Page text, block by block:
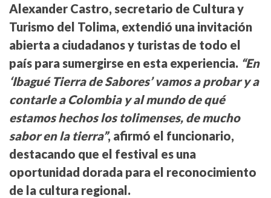
Alexander Castro, secretario de Cultura y
Turismo del Tolima, extendió una invitación
abierta a ciudadanos y turistas de todo el
país para sumergirse en esta experiencia. “En
‘Ibagué Tierra de Sabores’ vamos a probar y a
contarle a Colombia y al mundo de qué
estamos hechos los tolimenses, de mucho
sabor en la tierra”, afirmó el funcionario,
destacando que el festival es una
oportunidad dorada para el reconocimiento
de la cultura regional.